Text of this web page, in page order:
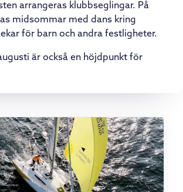
arrangeras klubbseglingar. På
midsommar med dans kring
för barn och andra festligheter.
är också en höjdpunkt för